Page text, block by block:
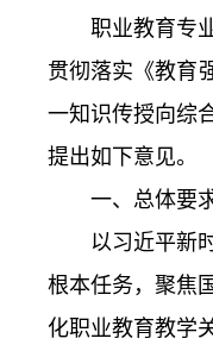
职业教育专业
贯彻落实《教育
一知识传授向综
提出如下意见。
一、总体要
以习近平新时
根本任务，聚焦
化职业教育教学